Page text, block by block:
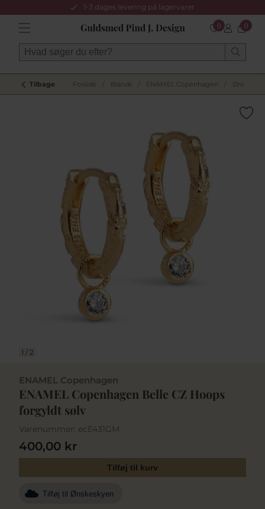
1-3 dages levering på lagervarer
0 0
Tilbage Forside Brands ENAMEL Copenhagen Øreringe
1 / 2
ENAMEL Copenhagen
ENAMEL Copenhagen Belle CZ Hoops
forgyldt sølv
Varenummer: ecE431GM
400,00 kr
Tilføj til kurv
Tilføj til Ønskeskyen